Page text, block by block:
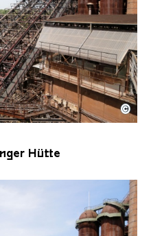
Völklinger Hütte mit
Völklinger Hütte | Karl
©
Hütte